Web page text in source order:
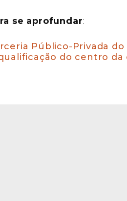
se aprofundar:
Público-Privada
do centro da